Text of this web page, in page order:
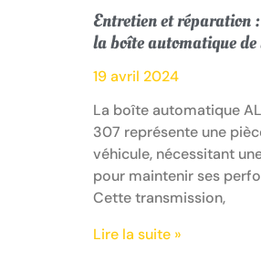
Entretien et réparation
la boîte automatique de
19 avril 2024
La boîte automatique
307 représente une
véhicule, nécessitant
pour maintenir ses
Cette transmission,
Lire la suite »